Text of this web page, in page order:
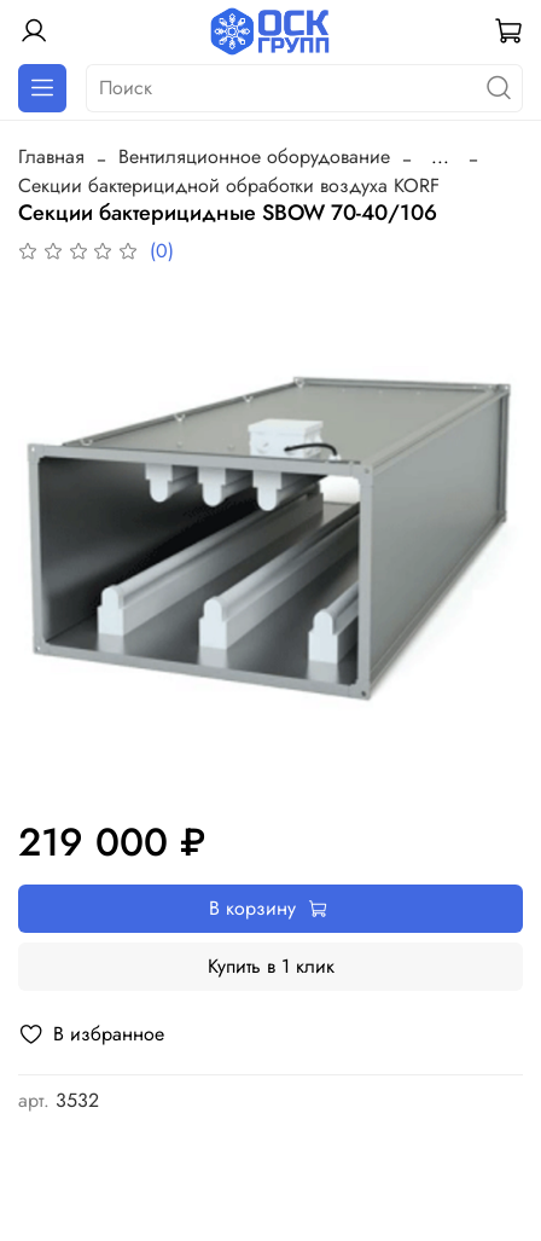
Главная Вентиляционное оборудование
...
Секции бактерицидной обработки воздуха KORF
Секции бактерицидные SBOW 70-40/106
(0)
В избранное
арт. 3532
219 000 ₽
В корзину
Купить в 1 клик